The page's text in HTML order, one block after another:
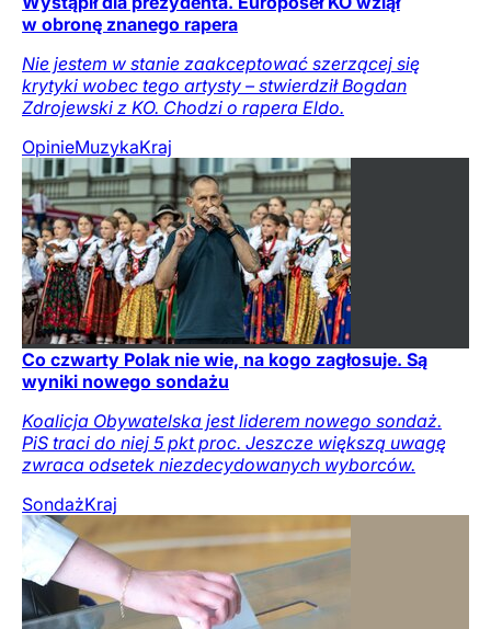
w obronę znanego rapera
Nie jestem w stanie zaakceptować szerzącej się
krytyki wobec tego artysty – stwierdził Bogdan
Zdrojewski z KO. Chodzi o rapera Eldo.
OpinieMuzykaKraj
Co czwarty Polak nie wie, na kogo zagłosuje. Są
wyniki nowego sondażu
Koalicja Obywatelska jest liderem nowego sondaż.
PiS traci do niej 5 pkt proc. Jeszcze większą uwagę
zwraca odsetek niezdecydowanych wyborców.
SondażKraj